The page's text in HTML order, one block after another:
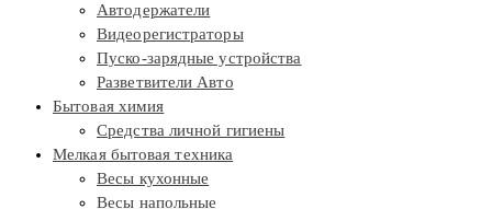
Автодержатели
Видеорегистраторы
Пуско-зарядные устройства
Разветвители Авто
Бытовая химия
Средства личной гигиены
Мелкая бытовая техника
Весы кухонные
Весы напольные